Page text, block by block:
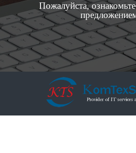
Пожалуйста,